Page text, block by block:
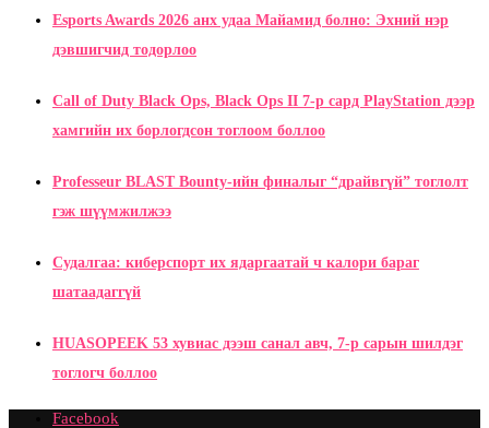
Esports Awards 2026 анх удаа Майамид болно: Эхний нэр
дэвшигчид тодорлоо
Call of Duty Black Ops, Black Ops II 7-р сард PlayStation дээр
хамгийн их борлогдсон тоглоом боллоо
Professeur BLAST Bounty-ийн финалыг “драйвгүй” тоглолт
гэж шүүмжилжээ
Судалгаа: киберспорт их ядаргаатай ч калори бараг
шатаадаггүй
HUASOPEEK 53 хувиас дээш санал авч, 7-р сарын шилдэг
тоглогч боллоо
Facebook